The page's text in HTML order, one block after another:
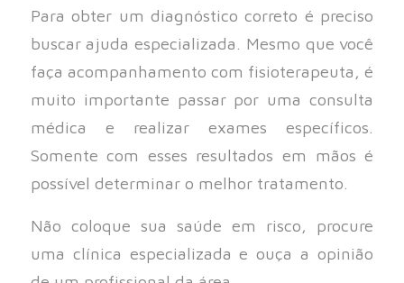
Para obter um diagnóstico correto é preciso
buscar ajuda especializada. Mesmo que você
faça acompanhamento com fisioterapeuta, é
muito importante passar por uma consulta
médica e realizar exames específicos.
Somente com esses resultados em mãos é
possível determinar o melhor tratamento.
Não coloque sua saúde em risco, procure
uma clínica especializada e ouça a opinião